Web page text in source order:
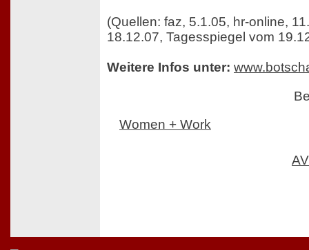
(Quellen: faz, 5.1.05, hr-online,
18.12.07, Tagesspiegel vom
Weitere Infos unter:
Women + Work